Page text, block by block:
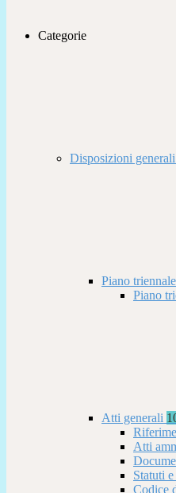
Categorie
Disposizioni generali
Piano
Piano
Atti generali
Atti
Statuti
Codice